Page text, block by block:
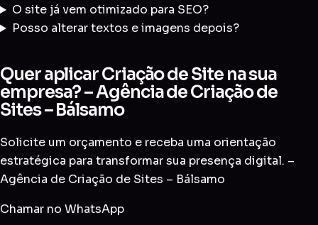
O site já vem otimizado para SEO?
Posso alterar textos e imagens depois?
Quer aplicar Criação de Site na sua
empresa? – Agência de Criação de
Sites – Bálsamo
Solicite um orçamento e receba uma orientação
estratégica para transformar sua presença digital. –
Agência de Criação de Sites – Bálsamo
Chamar no WhatsApp